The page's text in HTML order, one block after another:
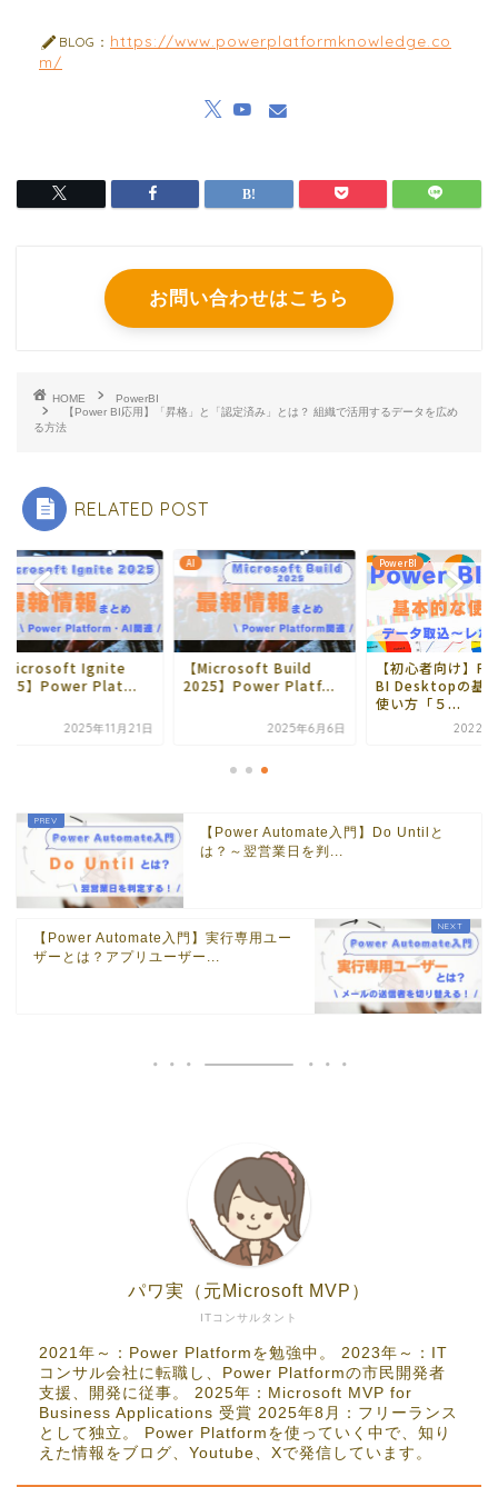
BLOG： https://www.powerplatformknowledge.co
m/
お問い合わせはこちら
HOME
PowerBI
【Power BI応用】「昇格」と「認定済み」とは？ 組織で活用するデータを広め
る方法
RELATED POST
Ignite
】Power Plat...
2025年11月21日
AI
【Microsoft Build
2025】Power Platf...
2025年6月6日
PowerBI
【初心者向け】
BI Desktopの基本
使い方「５...
2022年6
【Power Automate入門】Do Untilと
は？～翌営業日を判...
【Power Automate入門】実行専用ユー
ザーとは？アプリユーザー...
ITコンサルタント
パワ実（元Microsoft MVP）
2021年～：Power Platformを勉強中。 2023年～：IT
コンサル会社に転職し、Power Platformの市民開発者
支援、開発に従事。 2025年：Microsoft MVP for
Business Applications 受賞 2025年8月：フリーランス
として独立。 Power Platformを使っていく中で、知り
えた情報をブログ、Youtube、Xで発信しています。